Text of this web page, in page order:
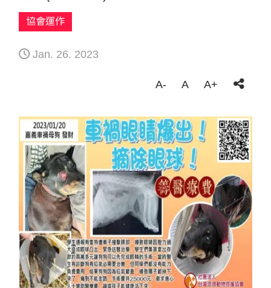
協會運作
Jan. 26. 2023
A- A A+